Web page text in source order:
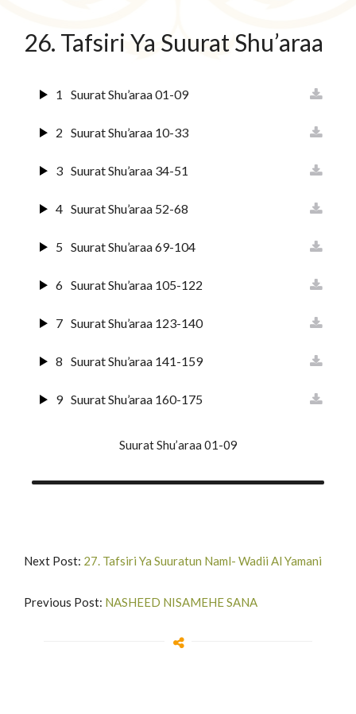
26. Tafsiri Ya Suurat Shu’araa
1 Suurat Shu’araa 01-09
2 Suurat Shu’araa 10-33
3 Suurat Shu’araa 34-51
4 Suurat Shu’araa 52-68
5 Suurat Shu’araa 69-104
6 Suurat Shu’araa 105-122
7 Suurat Shu’araa 123-140
8 Suurat Shu’araa 141-159
9 Suurat Shu’araa 160-175
Suurat Shu’araa 176-191
Suurat Shu’araa 01-09
Next Post: 27. Tafsiri Ya Suuratun Naml- Wadii Al Yamani
Previous Post: NASHEED NISAMEHE SANA